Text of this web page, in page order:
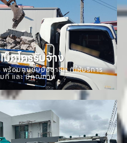
คโครรับจ้าง
พร้อมคนขับมืออาชีพ ที่ให้บริการ
ที่ และ มีคุณภาพ